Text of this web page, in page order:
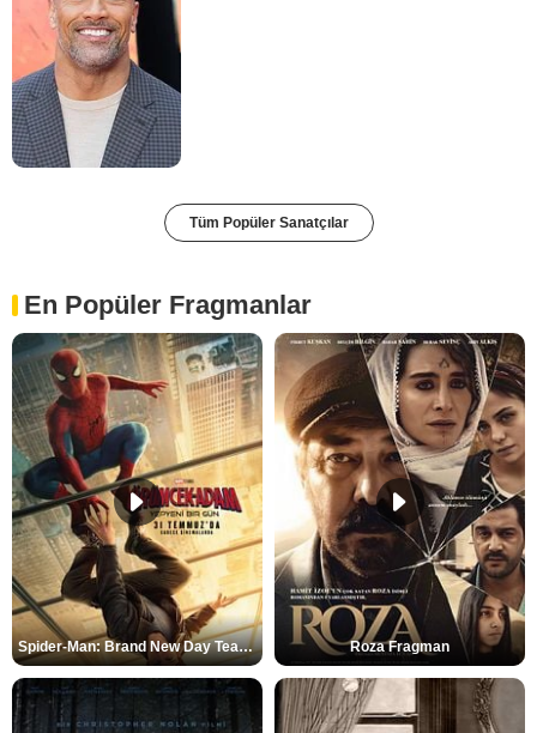
Tüm Popüler Sanatçılar
En Popüler Fragmanlar
Spider-Man: Brand New Day Teaser Roza Fragman